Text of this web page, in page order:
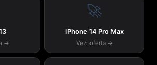
→
🚀
iPhone 14 Pro Max
Vezi oferta →